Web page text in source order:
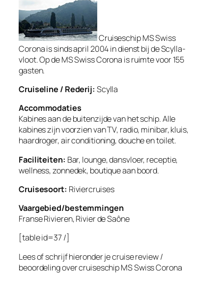
Cruiseschip MS Swiss
Corona is sinds april 2004 in dienst bij de Scylla-
vloot. Op de MS Swiss Corona is ruimte voor 155
gasten.
Cruiseline / Rederij: Scylla
Accommodaties
Kabines aan de buitenzijde van het schip. Alle
kabines zijn voorzien van TV, radio, minibar, kluis,
haardroger, air conditioning, douche en toilet.
Faciliteiten: Bar, lounge, dansvloer, receptie,
wellness, zonnedek, boutique aan boord.
Cruisesoort: Riviercruises
Vaargebied/bestemmingen
Franse Rivieren, Rivier de Saône
[table id=37 /]
Lees of schrijf hieronder je cruise review /
beoordeling over cruiseschipMS Swiss Corona